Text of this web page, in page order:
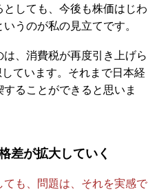
しても、今後も株価はじわ
うのが私の見立てです。
、消費税が再度引き上げら
ています。それまで日本経
ることができると思いま
差が拡大していく
も、問題は、それを実感で